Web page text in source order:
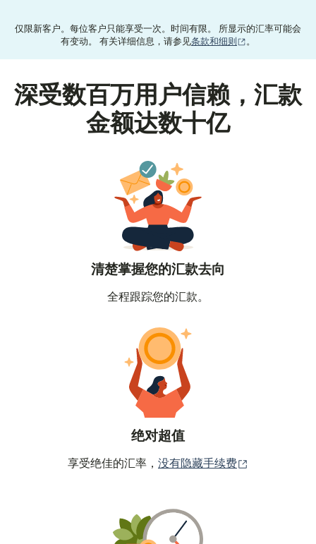
仅限新客户。每位客户只能享受一次。时间有限。 所显示的汇率可能会
有变动。 有关详细信息，请参见条款和细则 。
深受数百万用户信赖，汇款
金额达数十亿
清楚掌握您的汇款去向
全程跟踪您的汇款。
绝对超值
享受绝佳的汇率， 没有隐藏手续费